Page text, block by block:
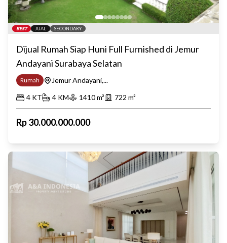
BEST JUAL SECONDARY
Dijual Rumah Siap Huni Full Furnished di Jemur
Andayani Surabaya Selatan
Rumah
Jemur Andayani,...
4 KT 4 KM 1410m² 722 m²
Rp30.000.000.000